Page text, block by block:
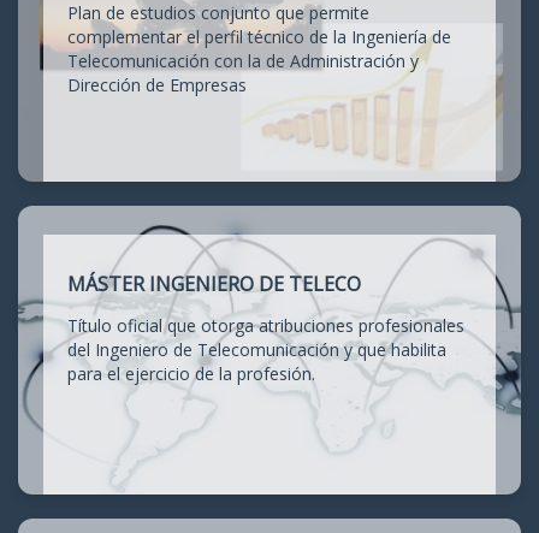
Plan de estudios conjunto que permite
complementar el perfil técnico de la Ingeniería de
Telecomunicación con la de Administración y
Dirección de Empresas
MÁSTER INGENIERO DE TELECO
Título oficial que otorga atribuciones profesionales
del Ingeniero de Telecomunicación y que habilita
para el ejercicio de la profesión.